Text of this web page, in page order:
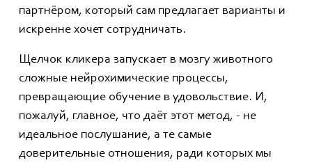
партнёром, который сам предлагает варианты и
искренне хочет сотрудничать.
Щелчок кликера запускает в мозгу животного
сложные нейрохимические процессы,
превращающие обучение в удовольствие. И,
пожалуй, главное, что даёт этот метод, - не
идеальное послушание, а те самые
доверительные отношения, ради которых мы